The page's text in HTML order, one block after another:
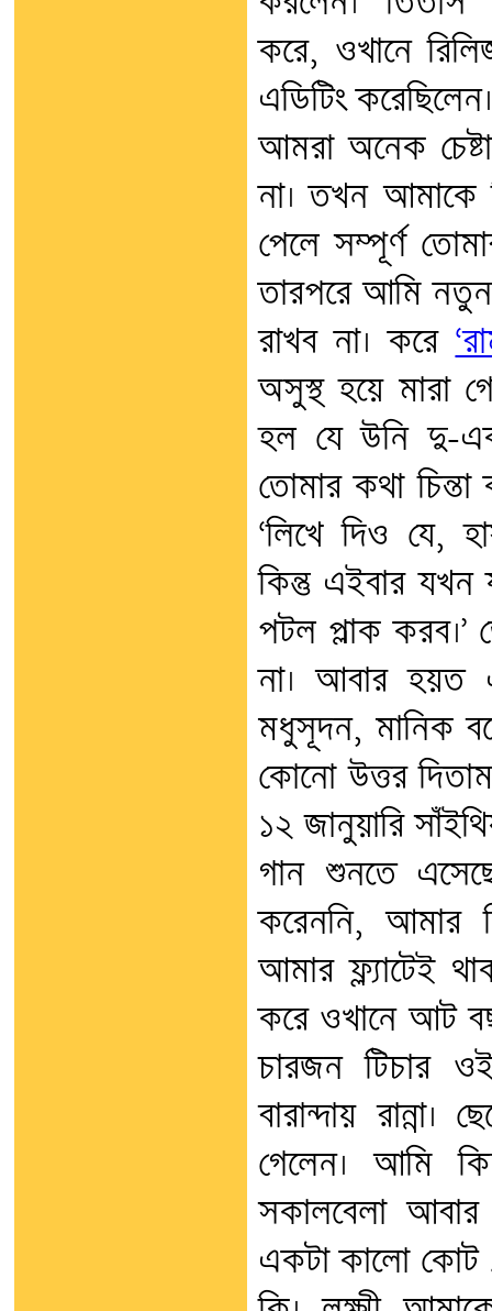
করে, ওখানে
এডিটিং
আমরা অনেক
না। তখন আমাকে
পেলে সম্পূর্ণ
তারপরে আমি
রাখব না। করে
অসুস্থ হয়ে মারা
হল যে উনি দু-
তোমার কথা
‘লিখে দিও যে,
কিন্তু এইবার
পটল প্লাক
না। আবার হয়ত
মধুসূদন, মানিক
কোনো উত্তর দিতাম
১২ জানুয়ারি
গান শুনতে
করেননি, আমার
আমার ফ্ল্যাটেই
করে ওখানে আট
চারজন টিচার
বারান্দায়
গেলেন। আমি
সকালবেলা
একটা কালো